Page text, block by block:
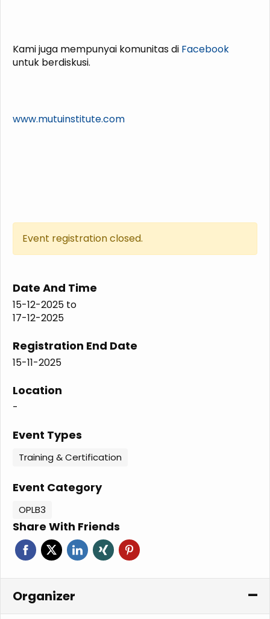
Kami juga mempunyai komunitas di Facebook
untuk berdiskusi.
www.mutuinstitute.com
Event registration closed.
Date And Time
15-12-2025 to
17-12-2025
Registration End Date
15-11-2025
Location
-
Event Types
Training & Certification
Event Category
OPLB3
Share With Friends
Organizer